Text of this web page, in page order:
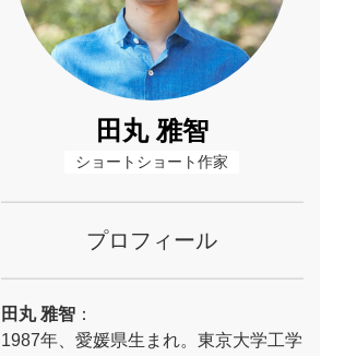
田丸 雅智
ショートショート作家
プロフィール
田丸 雅智 ：
1987年、愛媛県生まれ。東京大学工学